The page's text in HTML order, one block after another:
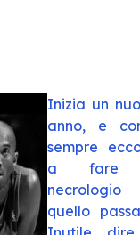
Inizia un
anno, e
sempre
a fare
quello